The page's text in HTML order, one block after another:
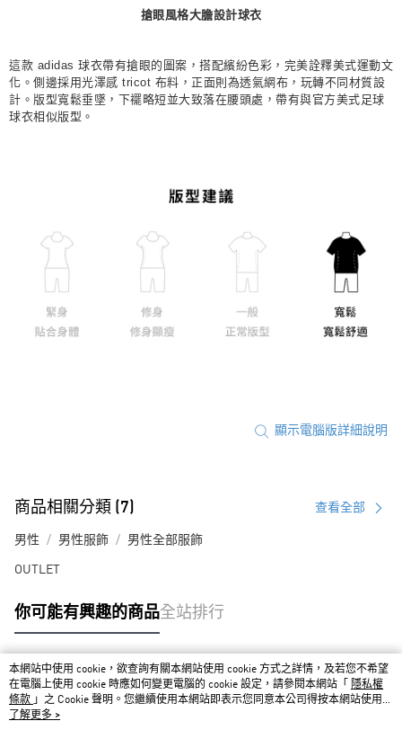
每筆NT$80，滿NT$1,500(含以上)免運費
搶眼風格大膽設計球衣
這款 adidas 球衣帶有搶眼的圖案，搭配繽紛色彩，完美詮釋美式運動文
化。側邊採用光澤感 tricot 布料，正面則為透氣網布，玩轉不同材質設
計。版型寬鬆垂墜，下襬略短並大致落在腰頭處，帶有與官方美式足球
球衣相似版型。
顯示電腦版詳細說明
商品相關分類 (7) 查看全部
男性 男性服飾 男性全部服飾
OUTLET
你可能有興趣的商品全站排行
熱門標籤
本網站中使用 cookie，欲查詢有關本網站使用 cookie 方式之詳情，及若您不希望
在電腦上使用 cookie 時應如何變更電腦的 cookie 設定，請參閱本網站「
隱私權
條款 」之 Cookie 聲明。您繼續使用本網站即表示您同意本公司得按本網站使用條
款之 Cookie 聲明使用 cookie。
了解更多 >